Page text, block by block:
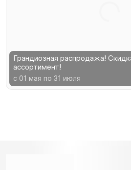
Грандиозная распродажа!
ассортимент!
с 01 мая по 31 июля